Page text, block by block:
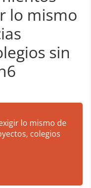
lo mismo
sin
lo mismo de
colegios